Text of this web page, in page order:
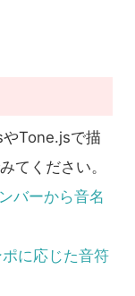
Tone.jsで描
てください。
バーから音名
に応じた音符